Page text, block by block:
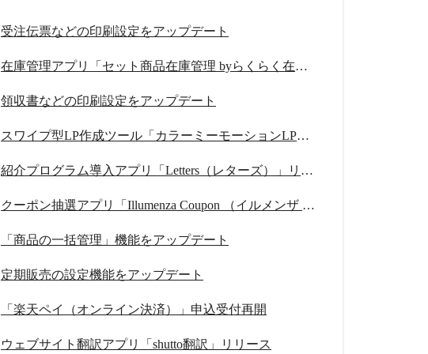
受注伝票などの印刷設定をアップデート
在庫管理アプリ「セット商品在庫管理 byらくらく在庫」リリース
領収書などの印刷設定をアップデート
スワイプ型LP作成ツール「カラーミーモーションLP」提供開始
紹介プログラム導入アプリ「Letters（レターズ）」リリース
クーポン抽選アプリ「Illumenza Coupon （イルメンザ クーポン）」リリース
「商品の一括管理」機能をアップデート
定期販売の設定機能をアップデート
「楽天ペイ（オンライン決済）」申込受付再開
ウェブサイト翻訳アプリ「shutto翻訳」リリース